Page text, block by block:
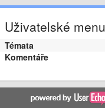
Uživatelské menu
Témata
Komentáře